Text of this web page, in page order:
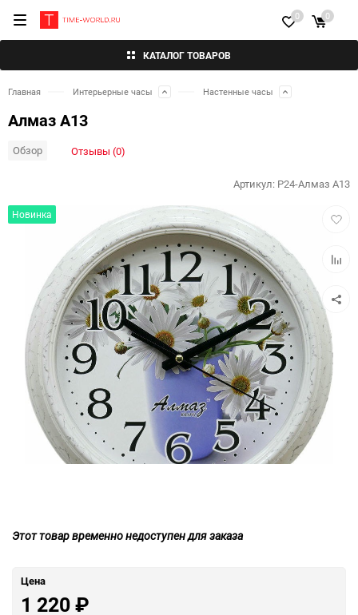
КАТАЛОГ ТОВАРОВ
0 0
Главная Интерьерные часы Настенные часы
Алмаз А13
Обзор Отзывы (0)
Новинка
Артикул: P24-Алмаз А13
Этот товар временно недоступен для заказа
Цена
1 220₽